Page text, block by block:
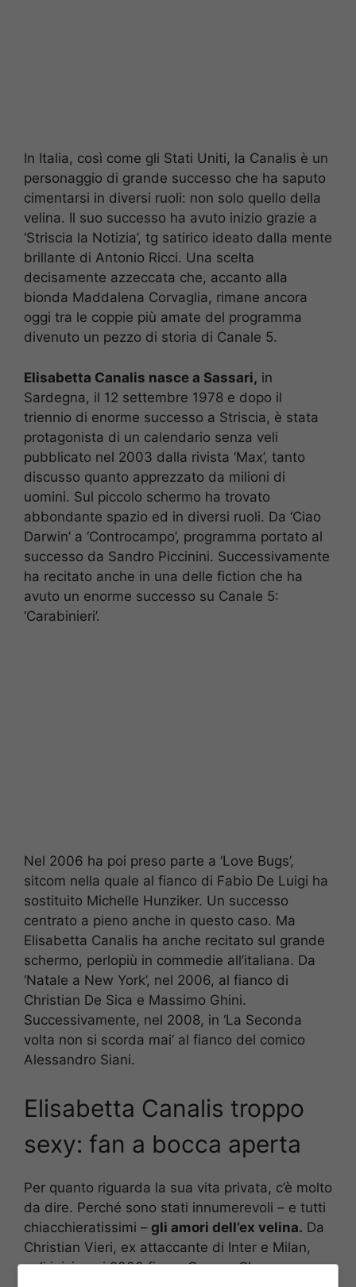
In Italia, così come gli Stati Uniti, la Canalis è un
personaggio di grande successo che ha saputo
cimentarsi in diversi ruoli: non solo quello della
velina. Il suo successo ha avuto inizio grazie a
‘Striscia la Notizia’, tg satirico ideato dalla mente
brillante di Antonio Ricci. Una scelta
decisamente azzeccata che, accanto alla
bionda Maddalena Corvaglia, rimane ancora
oggi tra le coppie più amate del programma
divenuto un pezzo di storia di Canale 5.
Elisabetta Canalis nasce a Sassari, in
Sardegna, il 12 settembre 1978 e dopo il
triennio di enorme successo a Striscia, è stata
protagonista di un calendario senza veli
pubblicato nel 2003 dalla rivista ‘Max’, tanto
discusso quanto apprezzato da milioni di
uomini. Sul piccolo schermo ha trovato
abbondante spazio ed in diversi ruoli. Da ‘Ciao
Darwin’ a ‘Controcampo’, programma portato al
successo da Sandro Piccinini. Successivamente
ha recitato anche in una delle fiction che ha
avuto un enorme successo su Canale 5:
‘Carabinieri’.
Nel 2006 ha poi preso parte a ‘Love Bugs’,
sitcom nella quale al fianco di Fabio De Luigi ha
sostituito Michelle Hunziker. Un successo
centrato a pieno anche in questo caso. Ma
Elisabetta Canalis ha anche recitato sul grande
schermo, perlopiù in commedie all’italiana. Da
‘Natale a New York’, nel 2006, al fianco di
Christian De Sica e Massimo Ghini.
Successivamente, nel 2008, in ‘La Seconda
volta non si scorda mai’ al fianco del comico
Alessandro Siani.
Elisabetta Canalis troppo
sexy: fan a bocca aperta
Per quanto riguarda la sua vita privata, c’è molto
da dire. Perché sono stati innumerevoli – e tutti
chiacchieratissimi – gli amori dell’ex velina. Da
Christian Vieri, ex attaccante di Inter e Milan,
agli inizi anni 2000 fino a George Clooney una